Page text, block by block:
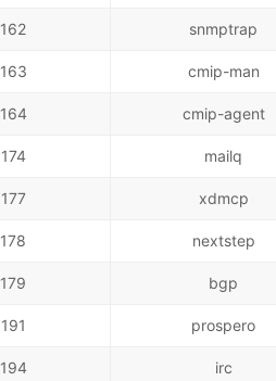
162 snmptrap
163 cmip-man
164 cmip-agent
174 mailq
177 xdmcp
178 nextstep
179 bgp
191 prospero
194 irc